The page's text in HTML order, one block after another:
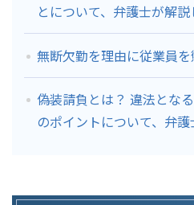
とについて、弁護士が解説
無断欠勤を理由に従業員
偽装請負とは？ 違法とな
のポイントについて、弁護